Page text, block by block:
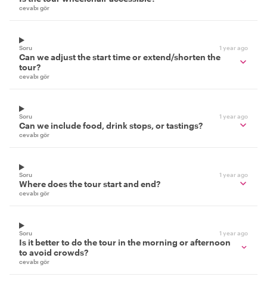
cevabı gör
Soru 1 year ago
Can we adjust the start time or extend/shorten the
tour?
cevabı gör
Soru 1 year ago
Can we include food, drink stops, or tastings?
cevabı gör
Soru 1 year ago
Where does the tour start and end?
cevabı gör
Soru 1 year ago
Is it better to do the tour in the morning or afternoon
to avoid crowds?
cevabı gör